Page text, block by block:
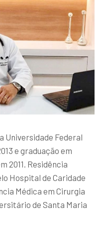
Universidade Federal
e graduação em
2011. Residência
Hospital de Caridade
Médica em Cirurgia
de Santa Maria